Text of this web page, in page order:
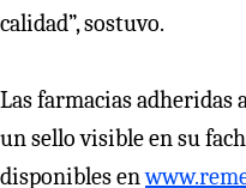
calidad”, sostuvo.
Las farmacias adheridas
un sello visible en su
disponibles en